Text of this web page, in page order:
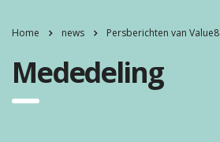
Home news Persberichten van Value8
Mededeling